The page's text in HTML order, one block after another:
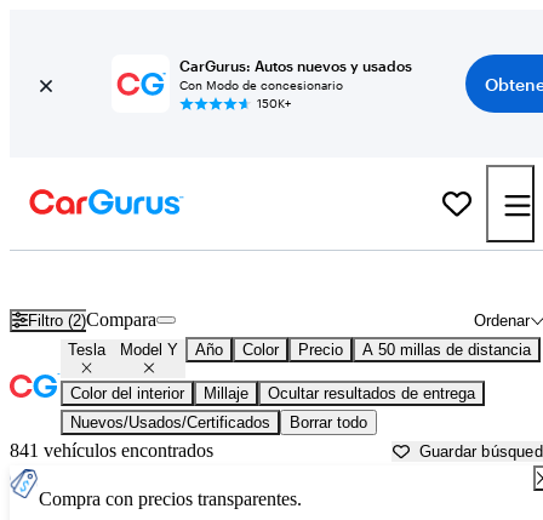
CarGurus: Autos nuevos y usados
Con Modo de concesionario
150K+
Filtro (2) Ordenar
Compara
Tesla Model Y Año Color Precio A 50 millas de distancia
Color del interior Millaje
Ocultar resultados de entrega
Nuevos/Usados/Certificados
Borrar todo
841 vehículos encontrados Guardar
Compra con precios transparentes.